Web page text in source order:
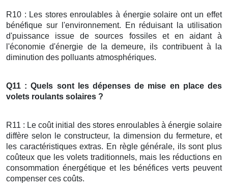
R10 : Les stores enroulables à énergie solaire ont un effet
bénéfique sur l'environnement. En réduisant la utilisation
d'puissance issue de sources fossiles et en aidant à
l'économie d'énergie de la demeure, ils contribuent à la
diminution des polluants atmosphériques.
Q11 : Quels sont les dépenses de mise en place des
volets roulants solaires ?
R11 : Le coût initial des stores enroulables à énergie solaire
diffère selon le constructeur, la dimension du fermeture, et
les caractéristiques extras. En règle générale, ils sont plus
coûteux que les volets traditionnels, mais les réductions en
consommation énergétique et les bénéfices verts peuvent
compenser ces coûts.